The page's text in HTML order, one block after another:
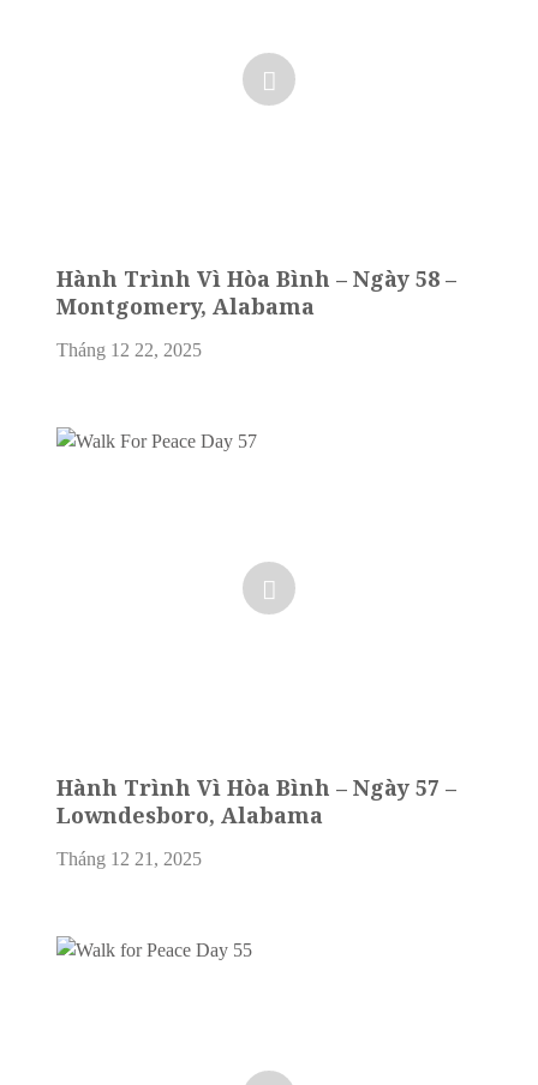
Hành Trình Vì Hòa Bình – Ngày 58 –
Montgomery, Alabama
Tháng 12 22, 2025
Hành Trình Vì Hòa Bình – Ngày 57 –
Lowndesboro, Alabama
Tháng 12 21, 2025